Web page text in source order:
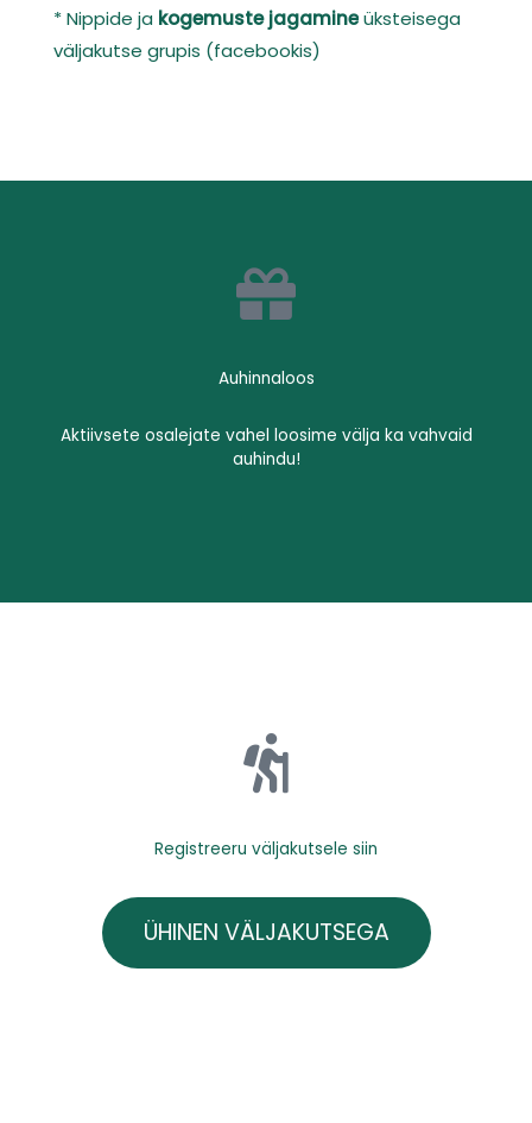
* Nippide ja kogemuste jagamineüksteisega
väljakutse grupis (facebookis)
Auhinnaloos​
Aktiivsete osalejate vahel loosime välja ka vahvaid
auhindu!
Registreeru väljakutsele siin​
ÜHINEN VÄLJAKUTSEGA